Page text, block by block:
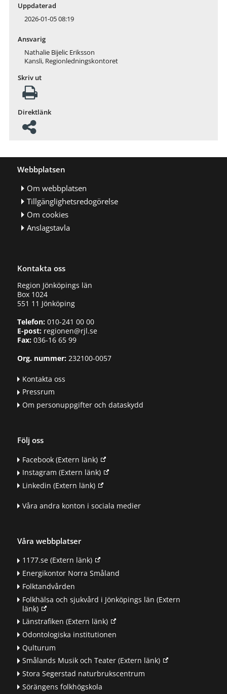
Uppdaterad
2026-01-05 08:19
Ansvarig
Nathalie Bijelic Eriksson
Kansli, Regionledningskontoret
Skriv ut
Direktlänk
Webbplatsen
Om webbplatsen
Tillgänglighetsredogörelse
Om cookies
Anslagstavla
Kontakta oss
Region Jönköpings län
Box 1024
551 11 Jönköping
Telefon:010-241 00 00
E-post:regionen@rjl.se
Fax: 036-16 65 99
Org. nummer:232100-0057
Kontakta oss
Pressrum
Om personuppgifter och dataskydd
Följ oss
Facebook(Extern länk)
Instagram (Extern länk)
Linkedin (Extern länk)
Våra andra konton i sociala medier
Våra webbplatser
1177.se(Extern länk)
Energikontor Norra Småland
Folktandvården
Folkhälsa och sjukvård i Jönköpings län (Extern
länk)
Länstrafiken (Extern länk)
Odontologiska institutionen
Qulturum
Smålands Musik och Teater(Extern länk)
Stora Segerstad naturbrukscentrum
Sörängens folkhögskola